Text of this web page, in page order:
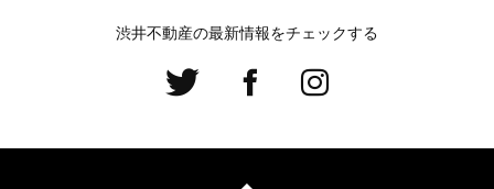
渋井不動産の最新情報をチェックする